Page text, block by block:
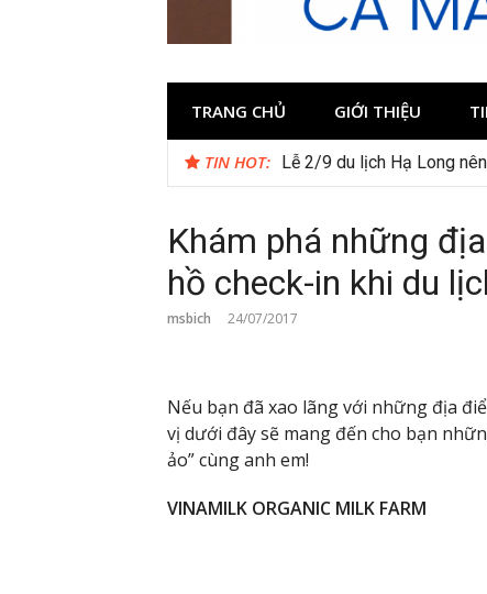
TRANG CHỦ GIỚI THIỆU
TIN HOT: Du lịch Ninh Bình tháng 12
Lễ 2/9 du lịch Hạ Long
Khám phá những
hồ check-in khi du
msbich 24/07/2017
Nếu bạn đã xao lãng với những địa
vị dưới đây sẽ mang đến cho bạn
ảo” cùng anh em!
VINAMILK ORGANIC MILK FARM